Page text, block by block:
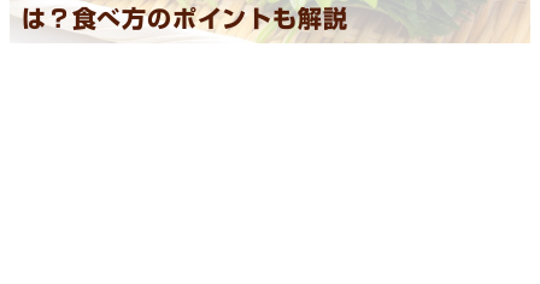
は？食べ方のポイントも解説